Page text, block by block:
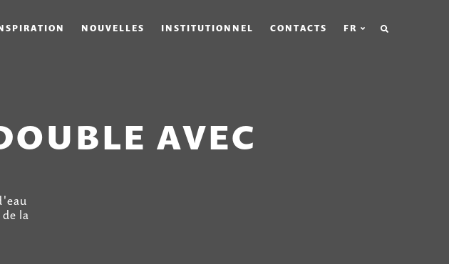
NOUVELLES INSTITUTIONNEL CONTACTS FR
AVEC
la